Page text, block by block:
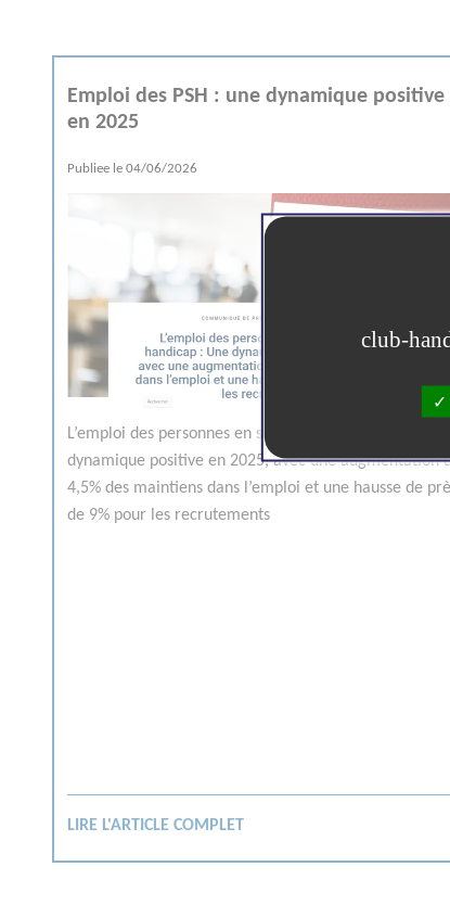
Emploi des PSH : une dynamique positive
en 2025
Publiee le 04/06/2026
L’emploi des personnes en situation de handicap : Une
dynamique positive en 2025, avec une augmentation
4,5% des maintiens dans l’emploi et une hausse de
de 9% pour les recrutements
LIRE L'ARTICLE COMPLET
club-